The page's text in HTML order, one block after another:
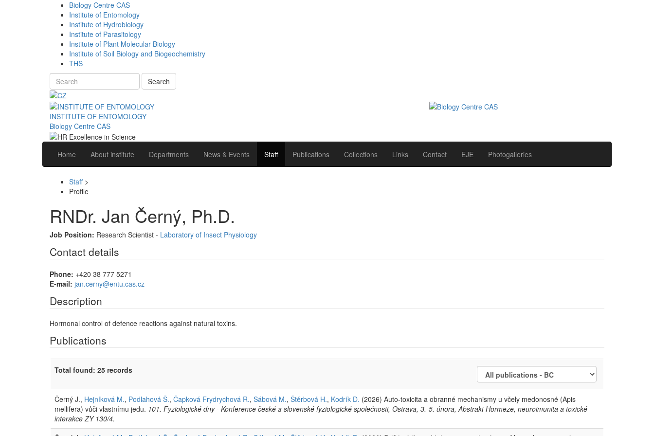
Biology Centre CAS
Institute of Entomology
Institute of Hydrobiology
Institute of Parasitology
Institute of Plant Molecular Biology
Institute of Soil Biology and Biogeochemistry
THS
Search
INSTITUTE OF ENTOMOLOGY
Biology Centre CAS
Home About institute Departments News & Events Staff Publications Collections Links Contact EJE Photogalleries
Staff>
Profile
RNDr. Jan Černý, Ph.D.
Job Position: Research Scientist - Laboratory of Insect Physiology
Contact details
Phone: +420 38 777 5271
E-mail: jan.cerny@entu.cas.cz
Description
Hormonal control of defence reactions against natural toxins.
Publications
Total found: 25 records
Černý J., Hejníková M., Podlahová Š., Čapková Frydrychová R., Sábová M., Štěrbová H., Kodrík D. (2026) Auto-toxicita a obranné mechanismy u včely medonosné (Apis
mellifera) vůči vlastnímu jedu. 101. Fyziologické dny - Konference české a slovenské fyziologické společnosti, Ostrava, 3.-5. února, Abstrakt Hormeze, neuroimunita a toxické
interakce ZY 130/4.